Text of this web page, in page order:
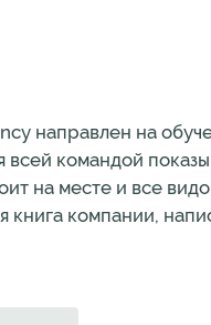
направлен на
всей командой
на месте и все
книга компании,